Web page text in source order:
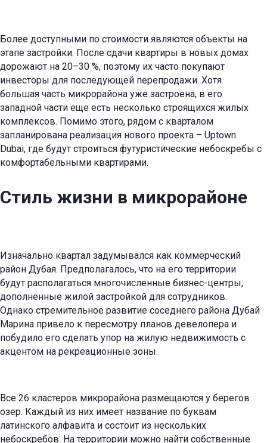
Более доступными по стоимости являются объекты на
этапе застройки. После сдачи квартиры в новых домах
дорожают на 20–30 %, поэтому их часто покупают
инвесторы для последующей перепродажи. Хотя
большая часть микрорайона уже застроена, в его
западной части еще есть несколько строящихся жилых
комплексов. Помимо этого, рядом с кварталом
запланирована реализация нового проекта – Uptown
Dubai, где будут строиться футуристические небоскребы с
комфортабельными квартирами.
Стиль жизни в микрорайоне
Изначально квартал задумывался как коммерческий
район Дубая. Предполагалось, что на его территории
будут располагаться многочисленные бизнес-центры,
дополненные жилой застройкой для сотрудников.
Однако стремительное развитие соседнего района Дубай
Марина привело к пересмотру планов девелопера и
побудило его сделать упор на жилую недвижимость с
акцентом на рекреационные зоны.
Все 26 кластеров микрорайона размещаются у берегов
озер. Каждый из них имеет название по буквам
латинского алфавита и состоит из нескольких
небоскребов. На территории можно найти собственные